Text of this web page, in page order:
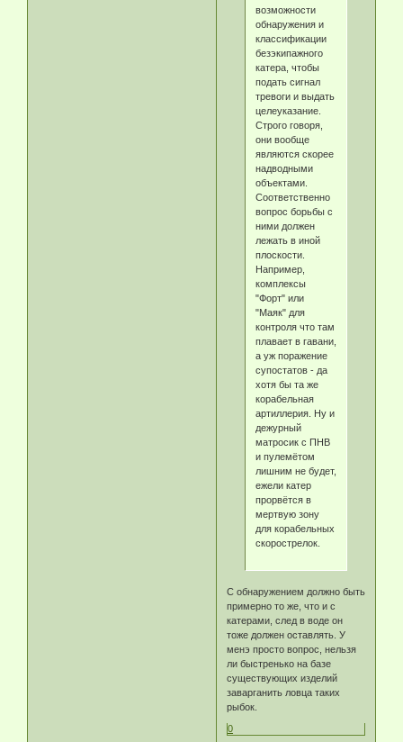
возможности
обнаружения и
классификации
безэкипажного
катера, чтобы
подать сигнал
тревоги и выдать
целеуказание.
Строго говоря,
они вообще
являются скорее
надводными
объектами.
Соответственно
вопрос борьбы с
ними должен
лежать в иной
плоскости.
Например,
комплексы
"Форт" или
"Маяк" для
контроля что там
плавает в гавани,
а уж поражение
супостатов - да
хотя бы та же
корабельная
артиллерия. Ну и
дежурный
матросик с ПНВ
и пулемётом
лишним не будет,
ежели катер
прорвётся в
мертвую зону
для корабельных
скорострелок.
С обнаружением должно быть
примерно то же, что и с
катерами, след в воде он
тоже должен оставлять. У
менэ просто вопрос, нельзя
ли быстренько на базе
существующих изделий
заварганить ловца таких
рыбок.
0